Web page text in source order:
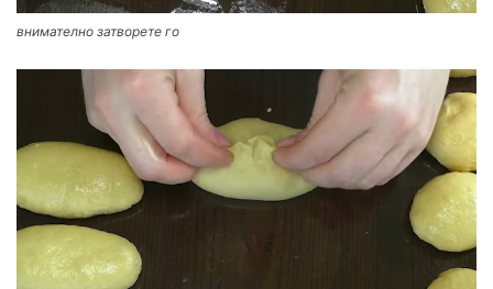
внимателно затворете го